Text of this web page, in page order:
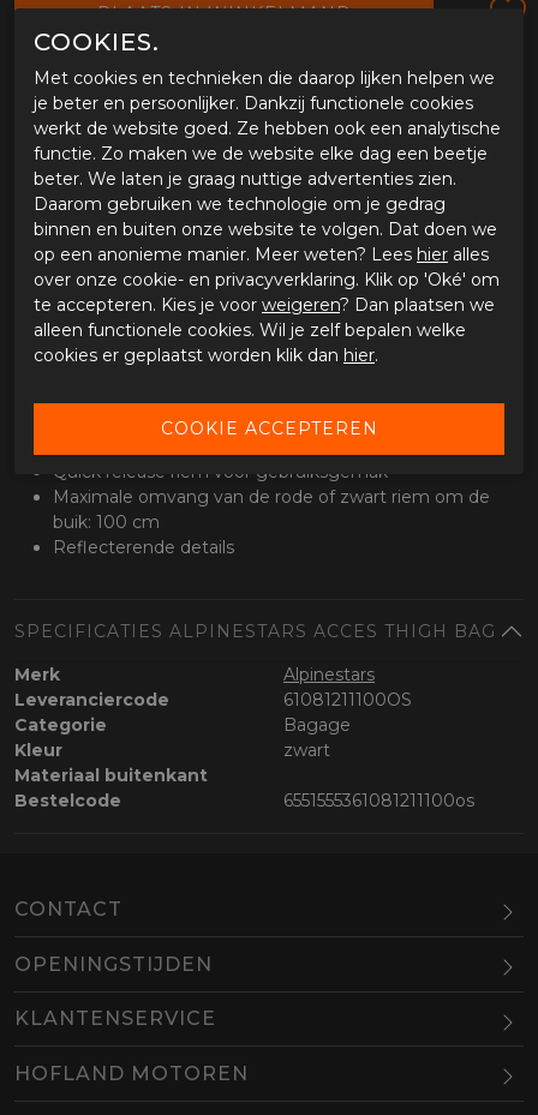
PLAATS IN WINKELMAND
dag verstuurd.
OMSCHRIJVING ALPINESTARS ACCES THIGH
BAG
Eigenschappen Alpinestars Acces Thigh Bag
Stevige constructie van polyweefsel voor
duurzaamheid
Riemlus met drukknopen voor een stevige pasvorm
Met klittenband verstelbare riem voor een optimale
pasvorm
Waterdichte zak met Velcro®-flap voor het veilig
Hoofdvak met ritssluiting en organizer aan de
Quick release riem voor gebruiksgemak
Maximale omvang van de rode of zwart riem om de
buik: 100 cm
Reflecterende details
SPECIFICATIES ALPINESTARS ACCES THIGH BAG
Merk
Alpinestars
Leveranciercode
61081211100OS
Categorie
Bagage
Kleur
zwart
Materiaal buitenkant
Bestelcode
6551555361081211100os
CONTACT
OPENINGSTIJDEN
Maandag
Dinsdag
10.00-18.00
Woensdag
KLANTENSERVICE
HOFLAND MOTOREN
COOKIES.
Met cookies en technieken die daarop lijken helpen we
je beter en persoonlijker. Dankzij functionele cookies
werkt de website goed. Ze hebben ook een analytische
functie. Zo maken we de website elke dag een beetje
beter. We laten je graag nuttige advertenties zien.
Daarom gebruiken we technologie om je gedrag
binnen en buiten onze website te volgen. Dat doen we
op een anonieme manier. Meer weten? Lees hier alles
over onze cookie- en privacyverklaring. Klik op 'Oké' om
te accepteren. Kies je voor weigeren? Dan plaatsen we
alleen functionele cookies. Wil je zelf bepalen welke
cookies er geplaatst worden klik dan hier.